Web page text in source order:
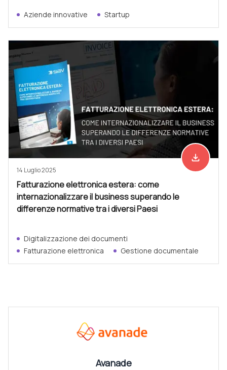
Aziende innovative Startup
Scarica
file_download
14 Luglio 2025
Fatturazione elettronica estera: come
internazionalizzare il business superando le
differenze normative tra i diversi Paesi
Digitalizzazione dei documenti
Fatturazione elettronica
Gestione documentale
Avanade